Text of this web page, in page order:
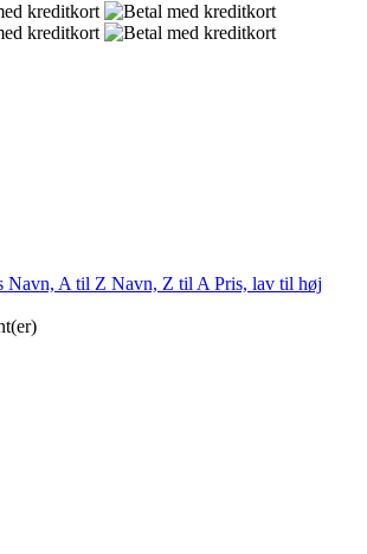
Navn, A til Z Navn, Z til A Pris, lav til høj